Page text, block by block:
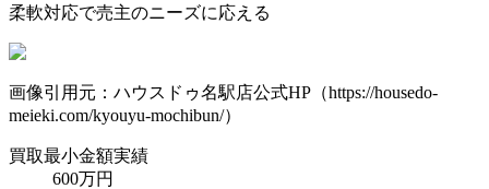
柔軟対応で売主のニーズに応える
画像引用元：ハウスドゥ名駅店公式HP（https://housedo-
meieki.com/kyouyu-mochibun/）
買取最小金額実績
600万円